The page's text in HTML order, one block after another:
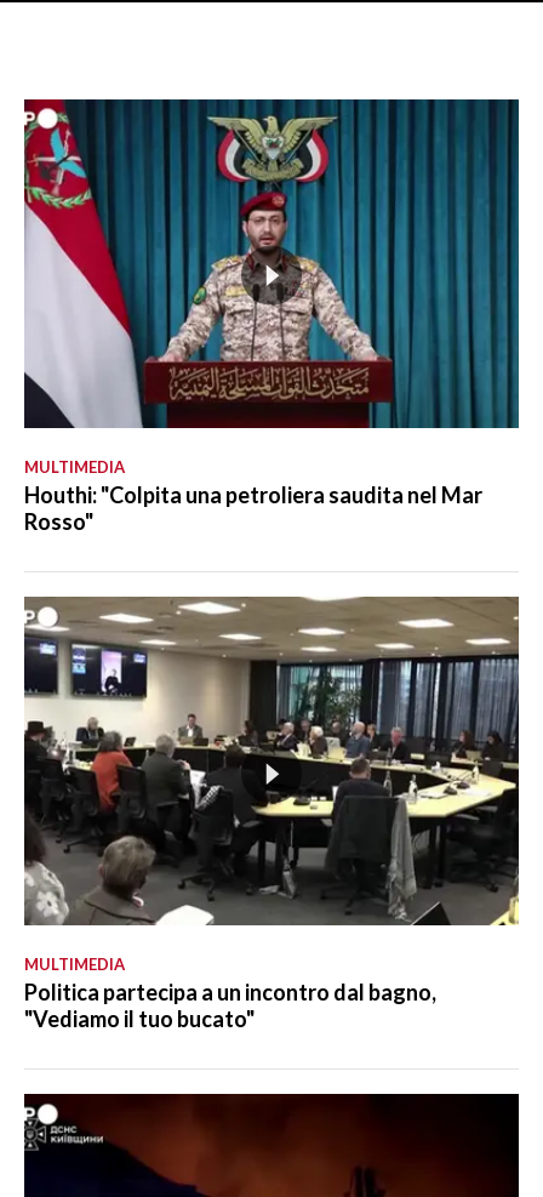
MULTIMEDIA
Houthi: "Colpita una petroliera saudita nel Mar
Rosso"
MULTIMEDIA
Politica partecipa a un incontro dal bagno,
"Vediamo il tuo bucato"